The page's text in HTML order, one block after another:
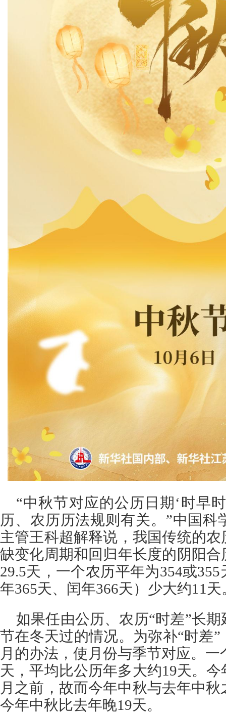
“中秋节对应的公历日期‘时早
历、农历历法规则有关。”中国科
主管王科超解释说，我国传统的
缺变化周期和回归年长度的阴阳
29.5天，一个农历平年为354或
年365天、闰年366天）少大约11天
如果任由公历、农历“时差”长
节在冬天过的情况。为弥补“时差
月的办法，使月份与季节对应。一
天，平均比公历年多大约19天。
月之前，故而今年中秋与去年中
今年中秋比去年晚19天。